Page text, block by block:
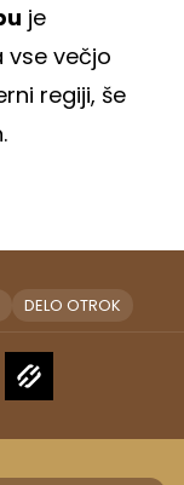
je
vse večjo
regiji, še
DELO OTROK